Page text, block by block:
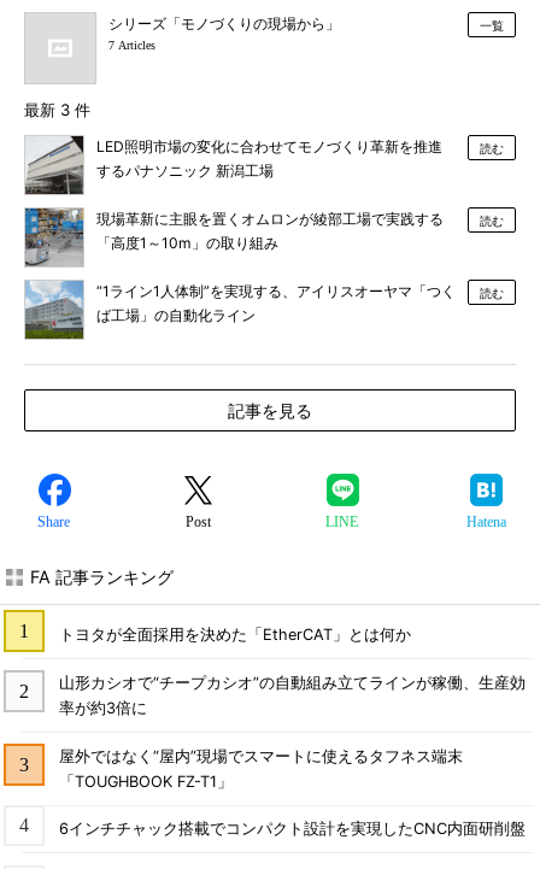
シリーズ「モノづくりの現場から」
7 Articles
一覧
最新 3 件
LED照明市場の変化に合わせてモノづくり革新を推進
するパナソニック 新潟工場
読む
現場革新に主眼を置くオムロンが綾部工場で実践する
「高度1～10m」の取り組み
読む
“1ライン1人体制”を実現する、アイリスオーヤマ「つく
ば工場」の自動化ライン
読む
記事を見る
Share Post LINE Hatena
FA 記事ランキング
トヨタが全面採用を決めた「EtherCAT」とは何か
山形カシオで“チープカシオ”の自動組み立てラインが稼働、生産効
率が約3倍に
屋外ではなく“屋内”現場でスマートに使えるタフネス端末
「TOUGHBOOK FZ-T1」
6インチチャック搭載でコンパクト設計を実現したCNC内面研削盤